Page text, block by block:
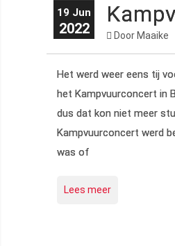
19 Jun
2022 Door Maaike
Het werd weer eens tij
het Kampvuurconcert in
dus dat kon niet meer
Kampvuurconcert werd
was of
Lees meer